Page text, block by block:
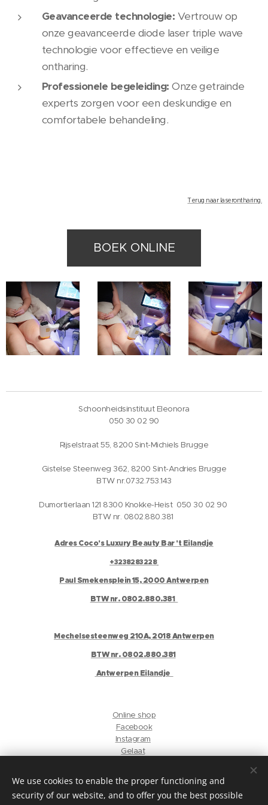
Geavanceerde technologie: Vertrouw op
onze geavanceerde diode laser triple wave
technologie voor effectieve en veilige
ontharing.
Professionele begeleiding: Onze getrainde
experts zorgen voor een deskundige en
comfortabele behandeling.
Terug naar laserontharing.
BOEK ONLINE
Schoonheidsinstituut Eleonora
050 30 02 90
Rijselstraat 55, 8200 Sint-Michiels Brugge
Gistelse Steenweg 362, 8200 Sint-Andries Brugge
BTW nr.0732.753.143
Dumortierlaan 121 8300 Knokke-Heist 050 30 02 90
BTW nr. 0802.880.381
Adres Coco's Luxury Beauty Bar 't Eilandje
+3238283228
Paul Smekensplein 15, 2000 Antwerpen
BTW nr. 0802.880.381
Mechelsesteenweg 210A, 2018 Antwerpen
BTW nr. 0802.880.381
Antwerpen Eilandje
Online shop
Facebook
Instagram
Gelaat
privacyverklaring
We use cookies to enable the proper functioning and
security of our website, and to offer you the best possible